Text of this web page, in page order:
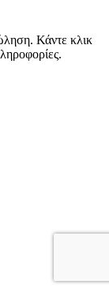
Κάντε κλικ